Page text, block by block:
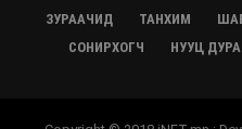
Испанийн шигшээ
ЗУРААЧИД
ТАНХИМ
СОНИРХОГЧ
НУУЦ